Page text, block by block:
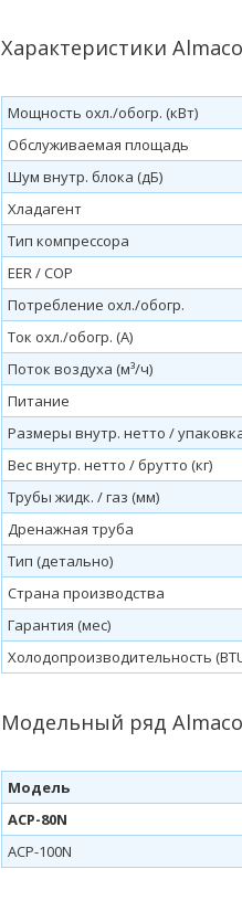
Характеристики
Мощность охл./обогр. (кВт)
Обслуживаемая площадь
Шум внутр. блока (дБ)
Хладагент
Тип компрессора
EER / COP
Потребление охл./обогр.
Ток охл./обогр. (А)
Поток воздуха (м³/ч)
Питание
Размеры внутр. нетто /
Вес внутр. нетто / брутто (кг)
Трубы жидк. / газ (мм)
Дренажная труба
Тип (детально)
Страна производства
Гарантия (мес)
Холодопроизводительность
Модельный ряд
Модель
ACP-80N
ACP-100N